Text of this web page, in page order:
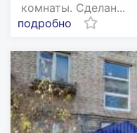
комнаты. Сделан...
подробно